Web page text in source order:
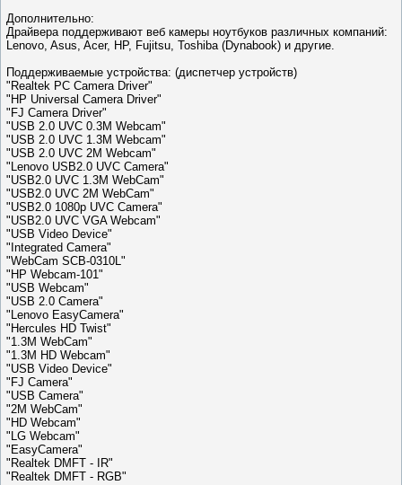
Дополнительно:
Драйвера поддерживают веб камеры ноутбуков различных компаний:
Lenovo, Asus, Acer, HP, Fujitsu, Toshiba (Dynabook) и другие.
Поддерживаемые устройства: (диспетчер устройств)
"Realtek PC Camera Driver"
"HP Universal Camera Driver"
"FJ Camera Driver"
"USB 2.0 UVC 0.3M Webcam"
"USB 2.0 UVC 1.3M Webcam"
"USB 2.0 UVC 2M Webcam"
"Lenovo USB2.0 UVC Camera"
"USB2.0 UVC 1.3M WebCam"
"USB2.0 UVC 2M WebCam"
"USB2.0 1080p UVC Camera"
"USB2.0 UVC VGA Webcam"
"USB Video Device"
"Integrated Camera"
"WebCam SCB-0310L"
"HP Webcam-101"
"USB Webcam"
"USB 2.0 Camera"
"Lenovo EasyCamera"
"Hercules HD Twist"
"1.3M WebCam"
"1.3M HD Webcam"
"USB Video Device"
"FJ Camera"
"USB Camera"
"2M WebCam"
"HD Webcam"
"LG Webcam"
"EasyCamera"
"Realtek DMFT - IR"
"Realtek DMFT - RGB"